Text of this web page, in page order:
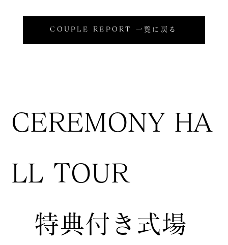
COUPLE REPORT 一覧に戻る
CEREMONY HA
LL TOUR
特典付き式場